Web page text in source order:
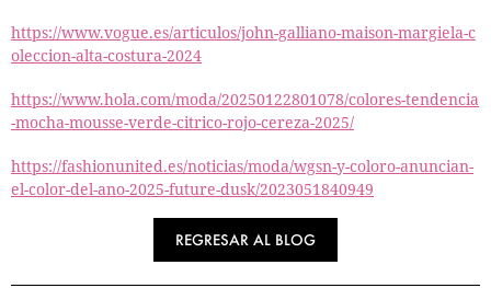
https://www.vogue.es/articulos/john-galliano-maison-margiela-c
oleccion-alta-costura-2024
https://www.hola.com/moda/20250122801078/colores-tendencia
-mocha-mousse-verde-citrico-rojo-cereza-2025/
https://fashionunited.es/noticias/moda/wgsn-y-coloro-anuncian-
el-color-del-ano-2025-future-dusk/2023051840949
REGRESAR AL BLOG